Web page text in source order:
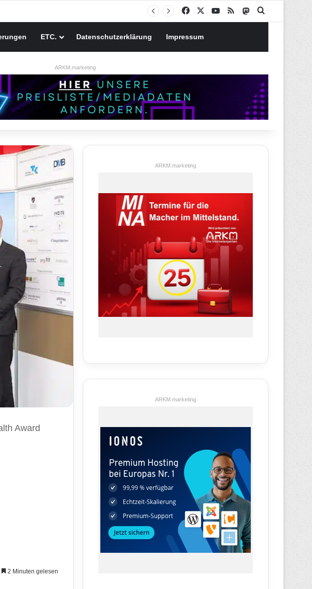
Facebook YouTube
RSS MastodonSuchen nach
ETC. Datenschutzerklärung Impressum
ARKM.marketing
Award
2 Minuten gelesen
ARKM.marketing
ARKM.marketing